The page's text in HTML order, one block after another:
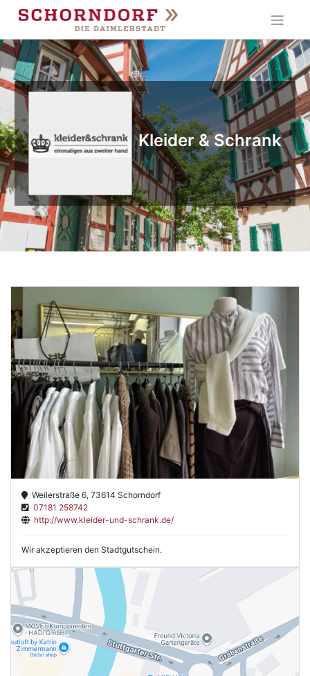
Kleider & Schrank
Weilerstraße 6, 73614 Schorndorf
07181 258742
http://www.kleider-und-schrank.de/
Wir akzeptieren den Stadtgutschein.